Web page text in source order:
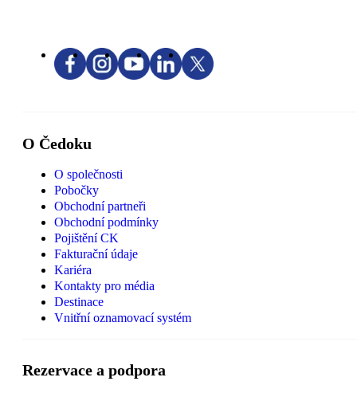
O Čedoku
O společnosti
Pobočky
Obchodní partneři
Obchodní podmínky
Pojištění CK
Fakturační údaje
Kariéra
Kontakty pro média
Destinace
Vnitřní oznamovací systém
Rezervace a podpora